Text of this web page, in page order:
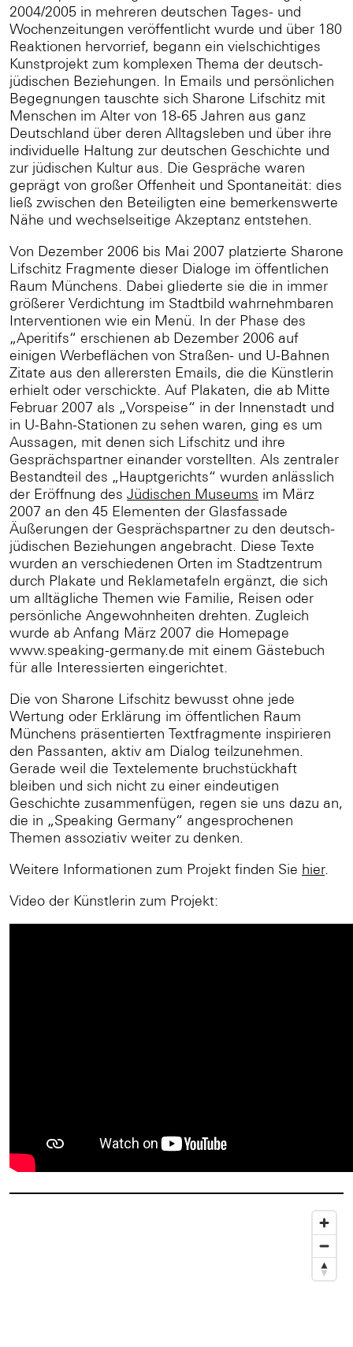
2004/2005 in mehreren deutschen Tages- und
Wochenzeitungen veröffentlicht wurde und über 180
Reaktionen hervorrief, begann ein vielschichtiges
Kunstprojekt zum komplexen Thema der deutsch-
jüdischen Beziehungen. In Emails und persönlichen
Begegnungen tauschte sich Sharone Lifschitz mit
Menschen im Alter von 18-65 Jahren aus ganz
Deutschland über deren Alltagsleben und über ihre
individuelle Haltung zur deutschen Geschichte und
zur jüdischen Kultur aus. Die Gespräche waren
geprägt von großer Offenheit und Spontaneität: dies
ließ zwischen den Beteiligten eine bemerkenswerte
Nähe und wechselseitige Akzeptanz entstehen.
Von Dezember 2006 bis Mai 2007 platzierte Sharone
Lifschitz Fragmente dieser Dialoge im öffentlichen
Raum Münchens. Dabei gliederte sie die in immer
größerer Verdichtung im Stadtbild wahrnehmbaren
Interventionen wie ein Menü. In der Phase des
„Aperitifs“ erschienen ab Dezember 2006 auf
einigen Werbeflächen von Straßen- und U-Bahnen
Zitate aus den allerersten Emails, die die Künstlerin
erhielt oder verschickte. Auf Plakaten, die ab Mitte
Februar 2007 als „Vorspeise“ in der Innenstadt und
in U-Bahn-Stationen zu sehen waren, ging es um
Aussagen, mit denen sich Lifschitz und ihre
Gesprächspartner einander vorstellten. Als zentraler
Bestandteil des „Hauptgerichts“ wurden anlässlich
der Eröffnung des Jüdischen Museums im März
2007 an den 45 Elementen der Glasfassade
Äußerungen der Gesprächspartner zu den deutsch-
jüdischen Beziehungen angebracht. Diese Texte
wurden an verschiedenen Orten im Stadtzentrum
durch Plakate und Reklametafeln ergänzt, die sich
um alltägliche Themen wie Familie, Reisen oder
persönliche Angewohnheiten drehten. Zugleich
wurde ab Anfang März 2007 die Homepage
www.speaking-germany.de mit einem Gästebuch
für alle Interessierten eingerichtet.
Die von Sharone Lifschitz bewusst ohne jede
Wertung oder Erklärung im öffentlichen Raum
Münchens präsentierten Textfragmente inspirieren
den Passanten, aktiv am Dialog teilzunehmen.
Gerade weil die Textelemente bruchstückhaft
bleiben und sich nicht zu einer eindeutigen
Geschichte zusammenfügen, regen sie uns dazu an,
die in „Speaking Germany“ angesprochenen
Themen assoziativ weiter zu denken.
Weitere Informationen zum Projekt finden Sie hier.
Video der Künstlerin zum Projekt: